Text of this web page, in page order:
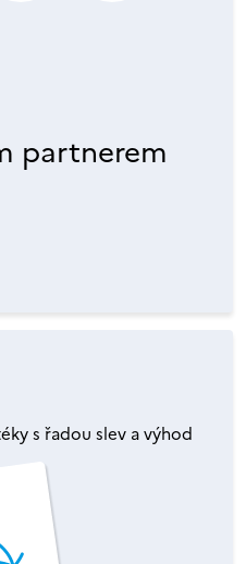
partnerem
s řadou slev a výhod